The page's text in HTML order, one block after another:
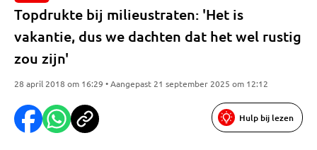
Topdrukte bij milieustraten: 'Het is
vakantie, dus we dachten dat het wel rustig
zou zijn'
28 april 2018 om 16:29 • Aangepast 21 september 2025 om 12:12
Hulp bij lezen